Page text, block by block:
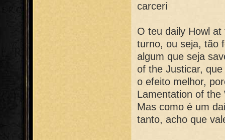
carceri
O teu daily Howl
turno, ou seja, tão
algum que seja
of the Justicar,
o efeito melhor,
Lamentation of
Mas como é um
tanto, acho que